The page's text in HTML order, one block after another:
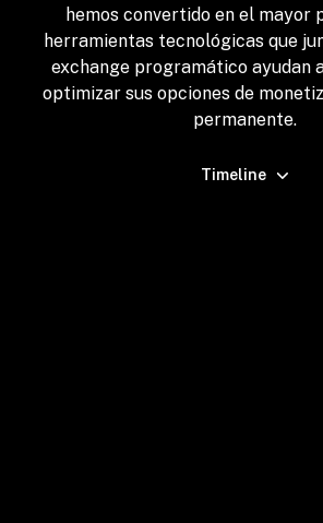
hemos convertido en el mayor
herramientas tecnológicas que
exchange programático ayudan
optimizar sus opciones de
permanente.
Timeline